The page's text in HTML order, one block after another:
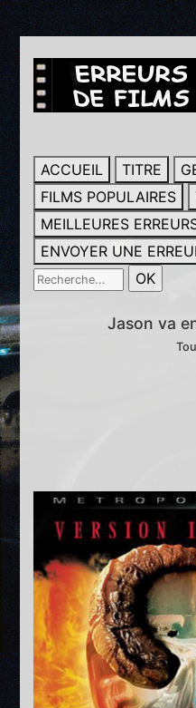
ACCUEIL TITRE
FILMS POPULAIRES
MEILLEURES
ENVOYER UNE
Jason va